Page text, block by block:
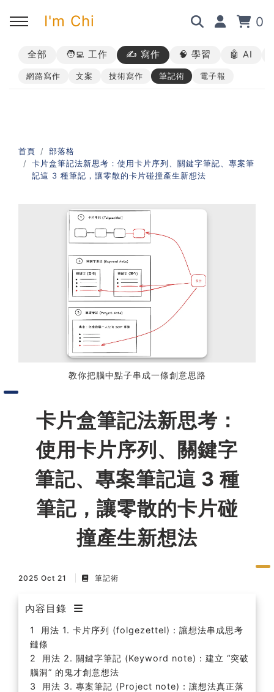
I'm Chi 0
回主選單
➡︎ 所有內容
回主選單
➡︎ 業配合作
回主選單
➡︎ 講座活動
回主選單
AI 職場應用｜ChatGPT 職場
應用入門
AI 職場應用｜ChatGPT 進階
AI 職場應用｜上班族的 AI 學
AI 職場應用｜NotebookLM
職場工作復盤術
職場思維與工作術｜時間管理
職場思維與工作術｜卡片盒筆
記法
職場思維與工作術｜圖解問題
分析與解決 x AI 視覺化實戰
全部 🧑‍💻 工作 ✍️ 寫作 🧠 學習 🤖 AI
網路寫作 文案 技術寫作 筆記術 電子報
首頁
部落格
卡片盒筆記法新思考：使用卡片序列、關鍵字筆記、專案筆
記這 3 種筆記，讓零散的卡片碰撞產生新想法
教你把腦中點子串成一條創意思路
卡片盒筆記法新思考：
使用卡片序列、關鍵字
筆記、專案筆記這 3 種
筆記，讓零散的卡片碰
撞產生新想法
2025 Oct 21 筆記術
內容目錄
用法 1. 卡片序列 (folgezettel)：讓想法串成思考
鏈條
用法 2. 關鍵字筆記 (Keyword note)：建立 “突破
腦洞” 的鬼才創意想法
用法 3. 專案筆記 (Project note)：讓想法真正落